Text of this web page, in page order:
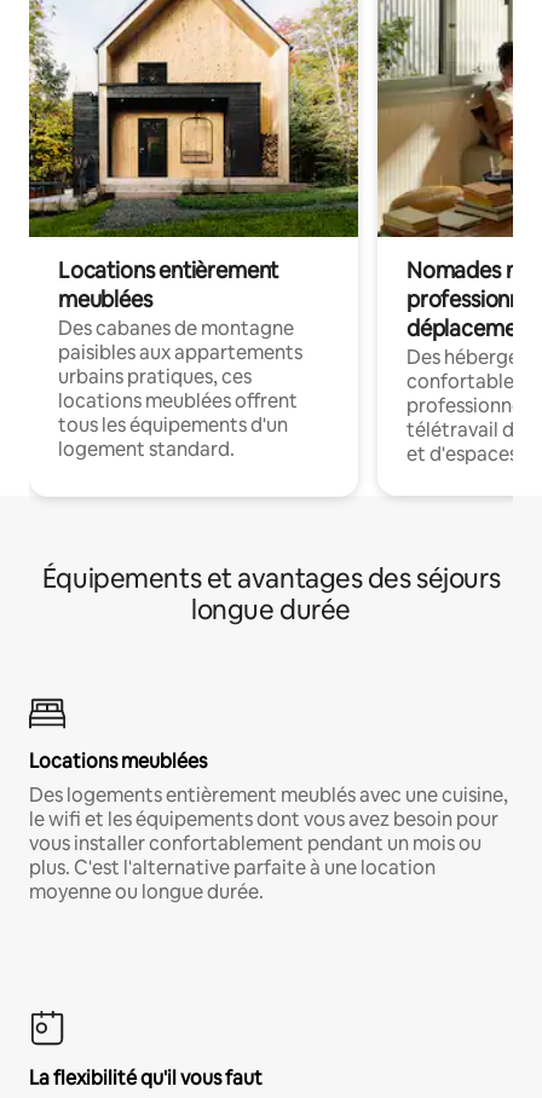
Locations entièrement
meublées
Des cabanes de montagne
paisibles aux appartements
urbains pratiques, ces
locations meublées offrent
tous les équipements d'un
logement standard.
Nomades
déplacement
Des
confortables
professionnels
télétravail
et d'espaces
Équipements et avantages des séjours
longue durée
Locations meublées
Des logements entièrement meublés avec une cuisine,
le wifi et les équipements dont vous avez besoin pour
vous installer confortablement pendant un mois ou
plus. C'est l'alternative parfaite à une location
moyenne ou longue durée.
La flexibilité qu'il vous faut